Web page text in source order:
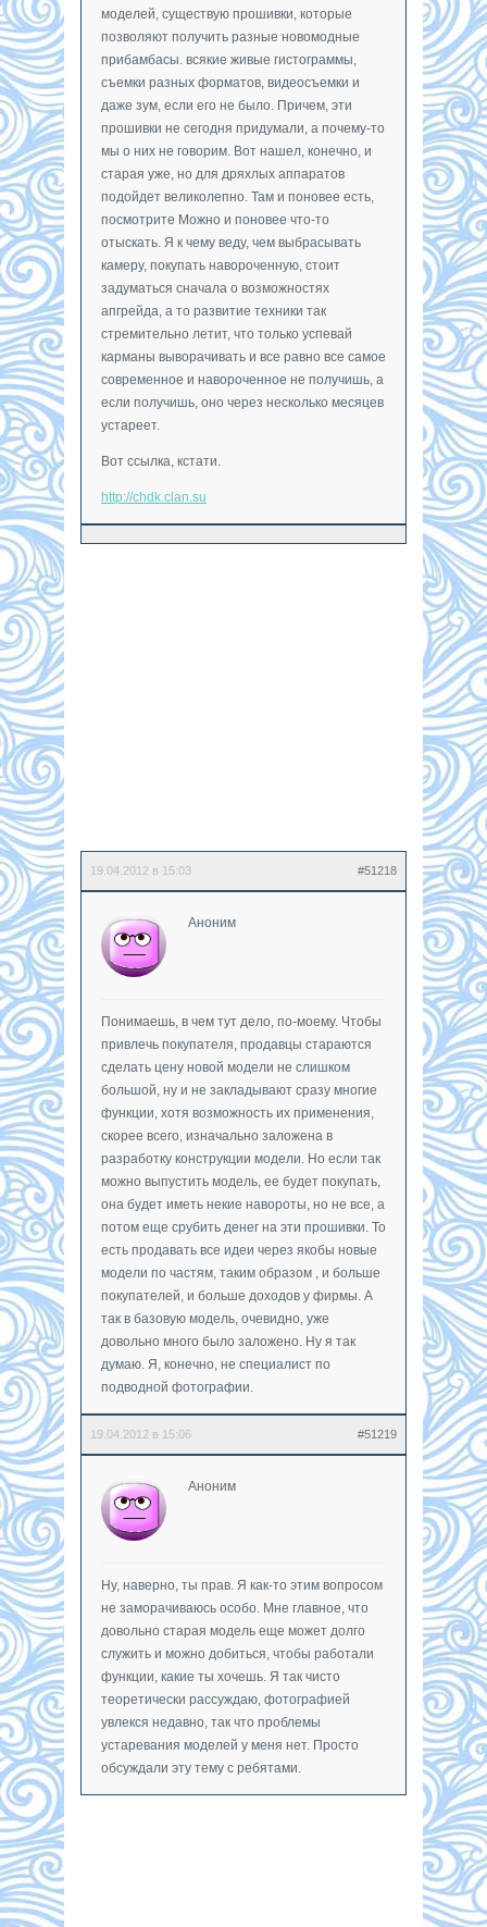
моделей, существую прошивки, которые
позволяют получить разные новомодные
прибамбасы. всякие живые гистограммы,
съемки разных форматов, видеосъемки и
даже зум, если его не было. Причем, эти
прошивки не сегодня придумали, а почему-то
мы о них не говорим. Вот нашел, конечно, и
старая уже, но для дряхлых аппаратов
подойдет великолепно. Там и поновее есть,
посмотрите Можно и поновее что-то
отыскать. Я к чему веду, чем выбрасывать
камеру, покупать навороченную, стоит
задуматься сначала о возможностях
апгрейда, а то развитие техники так
стремительно летит, что только успевай
карманы выворачивать и все равно все самое
современное и навороченное не получишь, а
если получишь, оно через несколько месяцев
устареет.
Вот ссылка, кстати.
http://chdk.clan.su
19.04.2012 в 15:03 #51218
Аноним
Понимаешь, в чем тут дело, по-моему. Чтобы
привлечь покупателя, продавцы стараются
сделать цену новой модели не слишком
большой, ну и не закладывают сразу многие
функции, хотя возможность их применения,
скорее всего, изначально заложена в
разработку конструкции модели. Но если так
можно выпустить модель, ее будет покупать,
она будет иметь некие навороты, но не все, а
потом еще срубить денег на эти прошивки. То
есть продавать все идеи через якобы новые
модели по частям, таким образом , и больше
покупателей, и больше доходов у фирмы. А
так в базовую модель, очевидно, уже
довольно много было заложено. Ну я так
думаю. Я, конечно, не специалист по
подводной фотографии.
19.04.2012 в 15:06 #51219
Аноним
Ну, наверно, ты прав. Я как-то этим вопросом
не заморачиваюсь особо. Мне главное, что
довольно старая модель еще может долго
служить и можно добиться, чтобы работали
функции, какие ты хочешь. Я так чисто
теоретически рассуждаю, фотографией
увлекся недавно, так что проблемы
устаревания моделей у меня нет. Просто
обсуждали эту тему с ребятами.